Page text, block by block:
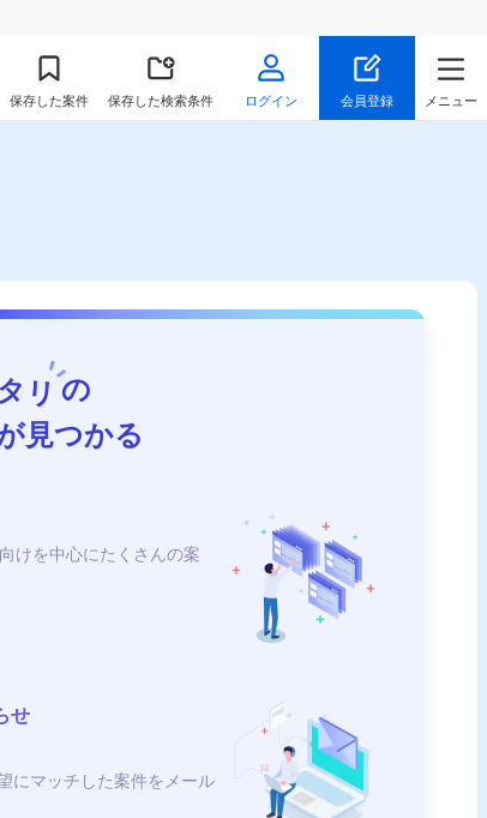
保存した案件 保存した検索条件 ログイン 会員登録 メニュー
リの
見つかる
けを中心にたくさんの案
せ
にマッチした案件をメール